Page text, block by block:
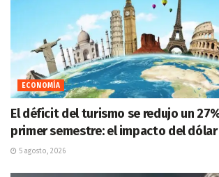
ECONOMÍA
El déficit del turismo se redujo un
primer semestre: el impacto del
5 agosto, 2026